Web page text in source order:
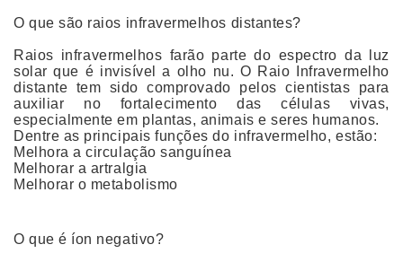
O que são raios infravermelhos distantes?
Raios infravermelhos farão parte do espectro da luz
solar que é invisível a olho nu. O Raio Infravermelho
distante tem sido comprovado pelos cientistas para
auxiliar no fortalecimento das células vivas,
especialmente em plantas, animais e seres humanos.
Dentre as principais funções do infravermelho, estão:
Melhora a circulação sanguínea
Melhorar a artralgia
Melhorar o metabolismo
O que é íon negativo?